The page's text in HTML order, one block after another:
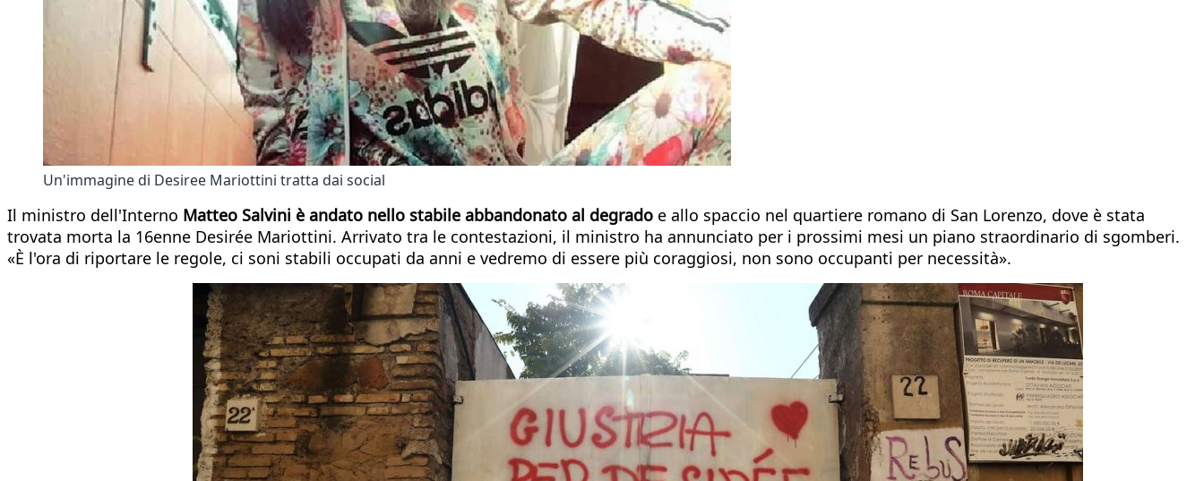
Un'immagine di Desiree Mariottini tratta dai social
Il ministro dell'Interno Matteo Salvini è andato nello stabile abbandonato al degrado e allo spaccio nel quartiere romano di San Lorenzo, dove è stata
trovata morta la 16enne Desirée Mariottini. Arrivato tra le contestazioni, il ministro ha annunciato per i prossimi mesi un piano straordinario di sgomberi.
«È l'ora di riportare le regole, ci soni stabili occupati da anni e vedremo di essere più coraggiosi, non sono occupanti per necessità».